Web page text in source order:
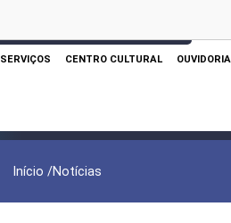
SERVIÇOS CENTRO CULTURAL OUVIDORIA
Início /Notícias